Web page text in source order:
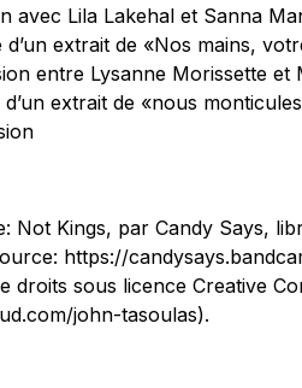
avec Lila Lakehal et Sanna
extrait de «Nos mains,
entre Lysanne Morissette et
extrait de «nous
Not Kings, par Candy Says,
https://
droits sous licence Creative
john-tasoulas).